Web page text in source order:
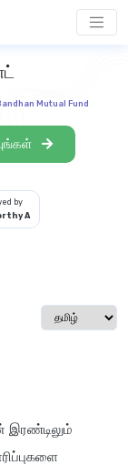
Mutual Fund
by
A
Select
இரண்டிலும்